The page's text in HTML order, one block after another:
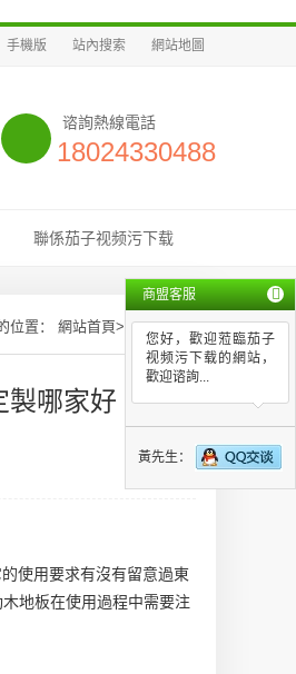
手機版 站內搜索 網站地圖
谘詢熱線電話
18024330488
聯係茄子视频污下载
位置： 網站首頁>> 新聞資訊
製哪家好
使用要求有沒有留意過東
地板在使用過程中需要注
商盟客服
您好，歡迎蒞臨茄子
视频污下载的網站，
歡迎谘詢...
黃先生：